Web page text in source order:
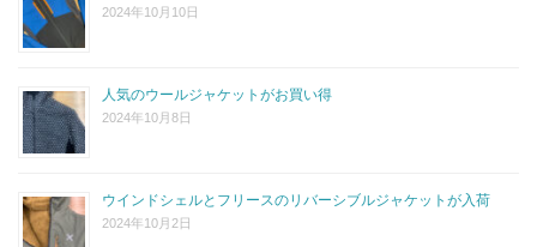
2024年10月10日
人気のウールジャケットがお買い得
2024年10月8日
ウインドシェルとフリースのリバーシブルジャケットが入荷
2024年10月2日